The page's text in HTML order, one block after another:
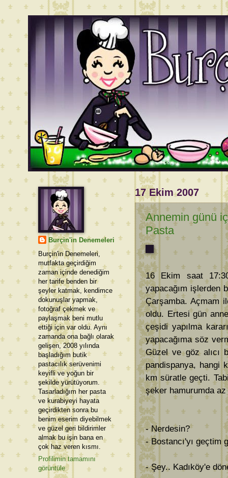
17 Ekim 2007
Annemin günü
Pasta
16 Ekim saat
yapacağım işlerden
Çarşamba. Açmam
oldu. Ertesi gün
çeşidi yapılma
yapacağıma söz
Güzel ve göz alıcı
pandispanya, hangi
km süratle geçti.
şeker hamurumda az
- Nerdesin?
- Bostancı'yı geçtim
- Şey.. Kadıköy'e
Burçin'in Denemeleri
Burçin'in Denemeleri,
mutfakta geçirdiğim
zaman içinde denediğim
her tarife benden bir
şeyler katmak, kendimce
dokunuşlar yapmak,
fotoğraf çekmek ve
paylaşmak beni mutlu
ettiği için var oldu. Aynı
zamanda ona bağlı olarak
gelişen, 2008 yılında
başladığım butik
pastacılık serüvenimi
keyifli ve yoğun bir
şekilde yürütüyorum.
Tasarladığım her pasta
ve kurabiyeyi hayata
geçirdikten sonra bu
benim eserim diyebilmek
ve güzel geri bildirimler
almak bu işin bana en
çok haz veren kısmı.
Profilimin tamamını
görüntüle